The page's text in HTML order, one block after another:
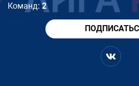
Команд:2